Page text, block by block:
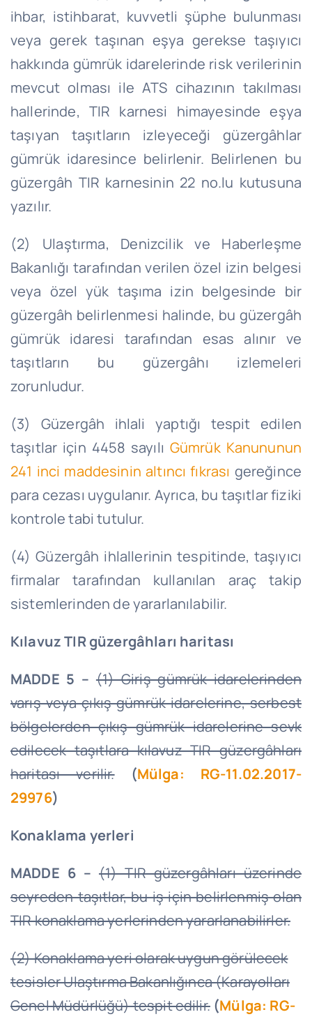
ihbar, istihbarat, kuvvetli şüphe bulunması
veya gerek taşınan eşya gerekse taşıyıcı
hakkında gümrük idarelerinde risk verilerinin
mevcut olması ile ATS cihazının takılması
hallerinde, TIR karnesi himayesinde eşya
taşıyan taşıtların izleyeceği güzergâhlar
gümrük idaresince belirlenir. Belirlenen bu
güzergâh TIR karnesinin 22 no.lu kutusuna
yazılır.
(2) Ulaştırma, Denizcilik ve Haberleşme
Bakanlığı tarafından verilen özel izin belgesi
veya özel yük taşıma izin belgesinde bir
güzergâh belirlenmesi halinde, bu güzergâh
gümrük idaresi tarafından esas alınır ve
taşıtların bu güzergâhı izlemeleri
zorunludur.
(3) Güzergâh ihlali yaptığı tespit edilen
taşıtlar için 4458 sayılı Gümrük Kanununun
241 inci maddesinin altıncı fıkrası gereğince
para cezası uygulanır. Ayrıca, bu taşıtlar fiziki
kontrole tabi tutulur.
(4) Güzergâh ihlallerinin tespitinde, taşıyıcı
firmalar tarafından kullanılan araç takip
sistemlerinden de yararlanılabilir.
Kılavuz TIR güzergâhları haritası
MADDE 5 – (1) Giriş gümrük idarelerinden
varış veya çıkış gümrük idarelerine, serbest
bölgelerden çıkış gümrük idarelerine sevk
edilecek taşıtlara kılavuz TIR güzergâhları
haritası verilir.
(Mülga: RG-11.02.2017-
29976)
Konaklama yerleri
MADDE 6 – (1) TIR güzergâhları üzerinde
seyreden taşıtlar, bu iş için belirlenmiş olan
TIR konaklama yerlerinden yararlanabilirler.
(2) Konaklama yeri olarak uygun görülecek
tesisler Ulaştırma Bakanlığınca (Karayolları
Genel Müdürlüğü) tespit edilir. (Mülga: RG-